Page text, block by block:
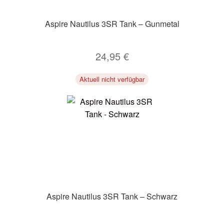
Aspire Nautilus 3SR Tank – Gunmetal
24,95 €
Aktuell nicht verfügbar
Aspire Nautilus 3SR Tank – Schwarz